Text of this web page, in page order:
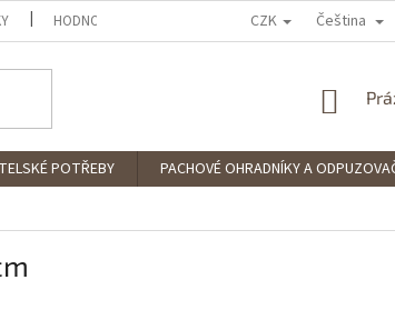
HODNOCENÍ OBCHODU PODMÍNKY OCHRANY
CZK Čeština
POTŘEBY PACHOVÉ OHRADNÍKY A